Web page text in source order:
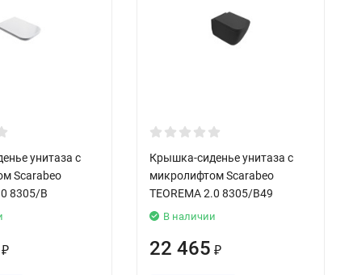
унитаза с
Scarabeo
8305/B
₽
Крышка-сиденье унитаза с
микролифтом Scarabeo
TEOREMA 2.0 8305/B49
В наличии
22 465 ₽